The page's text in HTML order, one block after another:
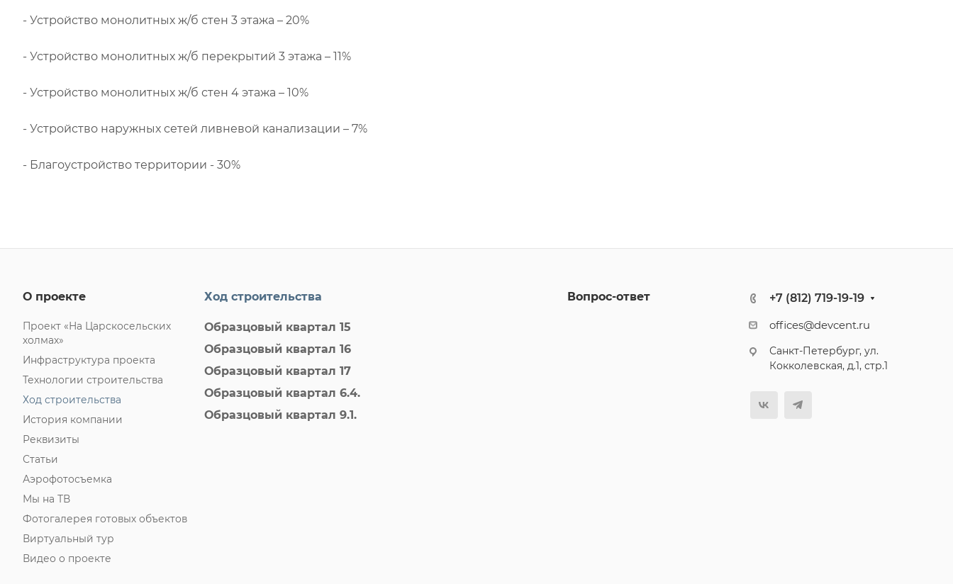
- Устройство монолитных ж/б стен 3 этажа – 20%
- Устройство монолитных ж/б перекрытий 3 этажа – 11%
- Устройство монолитных ж/б стен 4 этажа – 10%
- Устройство наружных сетей ливневой канализации – 7%
- Благоустройство территории - 30%
О проекте
Проект «На Царскосельских
холмах»
Инфраструктура проекта
Технологии строительства
Ход строительства
История компании
Реквизиты
Статьи
Аэрофотосъемка
Мы на ТВ
Фотогалерея готовых объектов
Виртуальный тур
Видео о проекте
Ход строительства
Образцовый квартал 15
Образцовый квартал 16
Образцовый квартал 17
Образцовый квартал 6.4.
Образцовый квартал 9.1.
Вопрос-ответ +7 (812) 719-19-19
offices@devcent.ru
Санкт-Петербург, ул.
Кокколевская, д.1, стр.1